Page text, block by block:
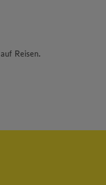
Reisen.